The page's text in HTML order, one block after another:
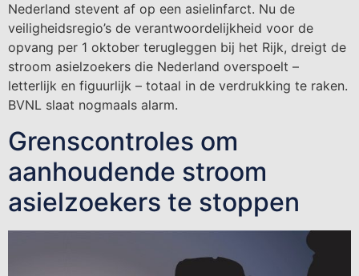
Nederland stevent af op een asielinfarct. Nu de
veiligheidsregio’s de verantwoordelijkheid voor de
opvang per 1 oktober terugleggen bij het Rijk, dreigt de
stroom asielzoekers die Nederland overspoelt –
letterlijk en figuurlijk – totaal in de verdrukking te raken.
BVNL slaat nogmaals alarm.
Grenscontroles om
aanhoudende stroom
asielzoekers te stoppen